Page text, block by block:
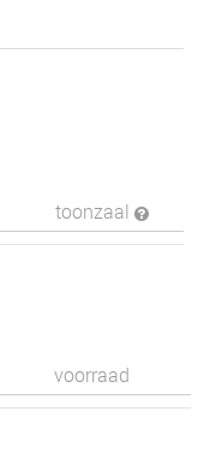
toonzaal
voorraad